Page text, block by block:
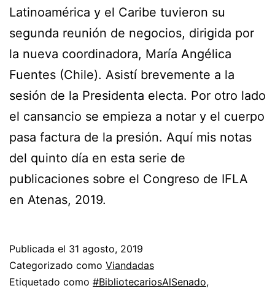
Latinoamérica y el Caribe tuvieron su
segunda reunión de negocios, dirigida por
la nueva coordinadora, María Angélica
Fuentes (Chile). Asistí brevemente a la
sesión de la Presidenta electa. Por otro lado
el cansancio se empieza a notar y el cuerpo
pasa factura de la presión. Aquí mis notas
del quinto día en esta serie de
publicaciones sobre el Congreso de IFLA
en Atenas, 2019.
Publicada el 31 agosto, 2019
Categorizado como Viandadas
Etiquetado como #BibliotecariosAlSenado,